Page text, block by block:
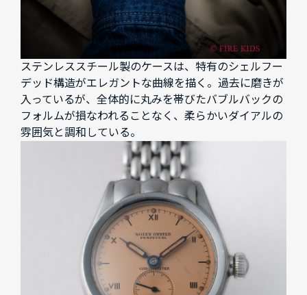
ステンレススチール製のケースは、特有のシェルフー
デッド構造がエレガントな曲線を描く。過去に磨きが
入っているが、全体的に丸みを帯びたバブルバックの
フォルムが損なわれることなく、柔らかいダイアルの
雰囲気と調和している。